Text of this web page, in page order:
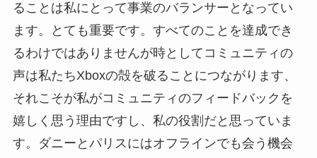
ることは私にとって事業のバランサーとなってい
ます。とても重要です。すべてのことを達成でき
るわけではありませんが時としてコミュニティの
声は私たちXboxの殻を破ることにつながります、
それこそが私がコミュニティのフィードバックを
嬉しく思う理由ですし、私の役割だと思っていま
す。ダニーとパリスにはオフラインでも会う機会